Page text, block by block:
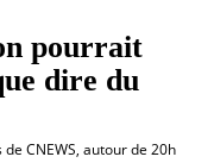
pourrait
dire du
CNEWS, autour de 20h